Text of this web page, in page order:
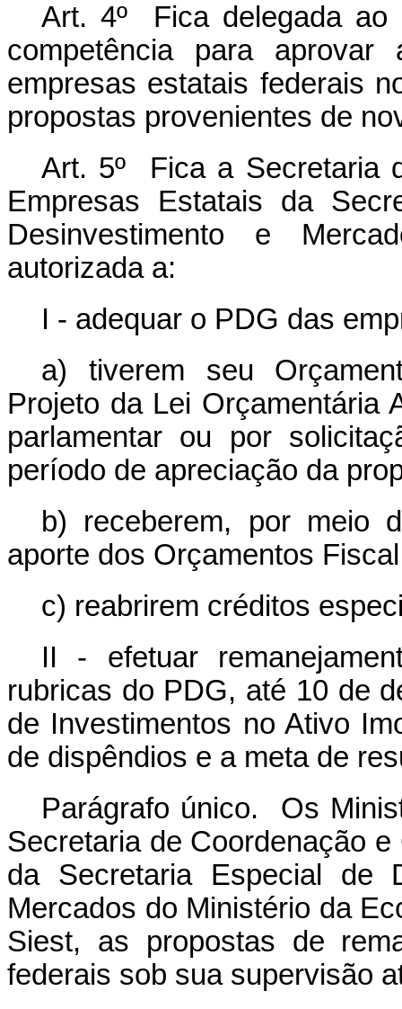
Art. 4º Fica delegada ao
competência para
empresas estatais federais
propostas provenientes de
Art. 5º Fica a Secretaria
Empresas Estatais da
Desinvestimento e
autorizada a:
I - adequar o PDG das
a) tiverem seu
Projeto da Lei Orçamentária
parlamentar ou por
período de apreciação da
b) receberem, por meio
aporte dos Orçamentos
c) reabrirem créditos
II - efetuar
rubricas do PDG, até 10 de
de Investimentos no Ativo
de dispêndios e a meta de
Parágrafo único. Os
Secretaria de Coordenação
da Secretaria Especial de
Mercados do Ministério da
Siest, as propostas de
federais sob sua supervisão